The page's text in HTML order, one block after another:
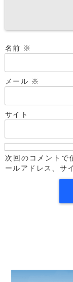
名前 ※
メール ※
サイト
次回のコメントで
ールアドレス、サ